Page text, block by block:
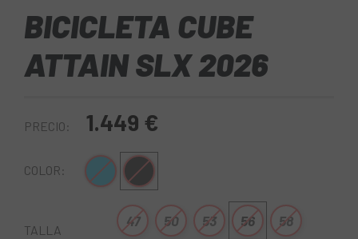
BICICLETA CUBE
ATTAIN SLX 2026
PRECIO: 1.449 €
COLOR: Azul Negro
TALLA
47 50 53 56 58